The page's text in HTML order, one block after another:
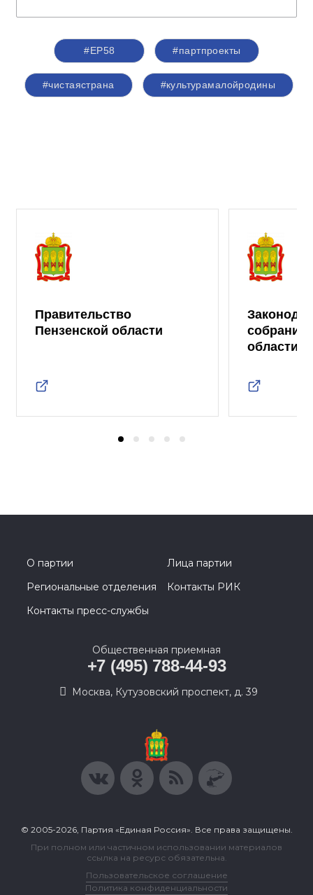
#ЕР58 #партпроекты
#чистаястрана #культурамалойродины
Правительство
Пензенской области
собрание
области
О партии
Лица партии
Региональные отделения
Контакты РИК
Контакты пресс-службы
Общественная приемная
+7 (495) 788-44-93
Москва, Кутузовский проспект, д. 39
© 2005-2026, Партия «Единая Россия». Все права защищены.
При полном или частичном использовании материалов
ссылка на ресурс обязательна.
Пользовательское соглашение
Политика конфиденциальности